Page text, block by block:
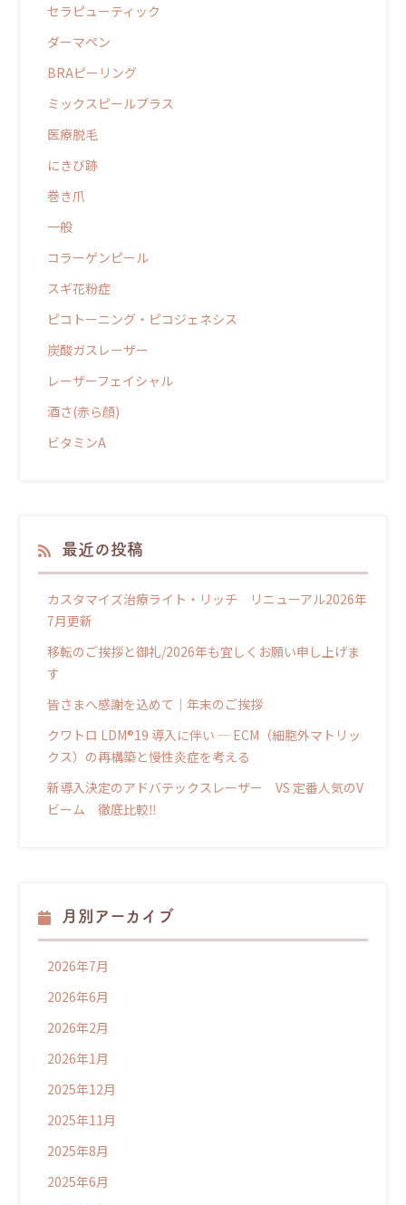
セラピューティック
ダーマペン
BRAピーリング
ミックスピールプラス
医療脱毛
にきび跡
巻き爪
一般
コラーゲンピール
スギ花粉症
ピコトーニング・ピコジェネシス
炭酸ガスレーザー
レーザーフェイシャル
酒さ(赤ら顔)
ビタミンA
最近の投稿
カスタマイズ治療ライト・リッチ リニューアル2026年
7月更新
移転のご挨拶と御礼/2026年も宜しくお願い申し上げま
す
皆さまへ感謝を込めて｜年末のご挨拶
クワトロ LDM®19 導入に伴い ― ECM（細胞外マトリッ
クス）の再構築と慢性炎症を考える
新導入決定のアドバテックスレーザー VS 定番人気のV
ビーム 徹底比較‼
月別アーカイブ
2026年7月
2026年6月
2026年2月
2026年1月
2025年12月
2025年11月
2025年8月
2025年6月